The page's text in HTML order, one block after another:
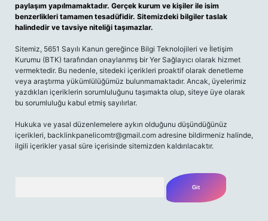
paylaşım yapılmamaktadır. Gerçek kurum ve kişiler ile isim
benzerlikleri tamamen tesadüfidir. Sitemizdeki bilgiler taslak
halindedir ve tavsiye niteliği taşımazlar.
Sitemiz, 5651 Sayılı Kanun gereğince Bilgi Teknolojileri ve İletişim
Kurumu (BTK) tarafından onaylanmış bir Yer Sağlayıcı olarak hizmet
vermektedir. Bu nedenle, sitedeki içerikleri proaktif olarak denetleme
veya araştırma yükümlülüğümüz bulunmamaktadır. Ancak, üyelerimiz
yazdıkları içeriklerin sorumluluğunu taşımakta olup, siteye üye olarak
bu sorumluluğu kabul etmiş sayılırlar.
Hukuka ve yasal düzenlemelere aykırı olduğunu düşündüğünüz
içerikleri, backlinkpanelicomtr@gmail.com adresine bildirmeniz halinde,
ilgili içerikler yasal süre içerisinde sitemizden kaldırılacaktır.